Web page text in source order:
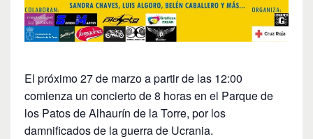
El próximo 27 de marzo a partir de las 12:00
comienza un concierto de 8 horas en el Parque de
los Patos de Alhaurín de la Torre, por los
damnificados de la guerra de Ucrania.